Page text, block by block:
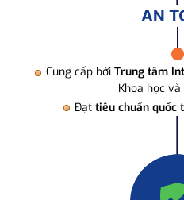
AN
Cung cấp bởi Trung tâm
Khoa học và
Đạt tiêu chuẩn quốc